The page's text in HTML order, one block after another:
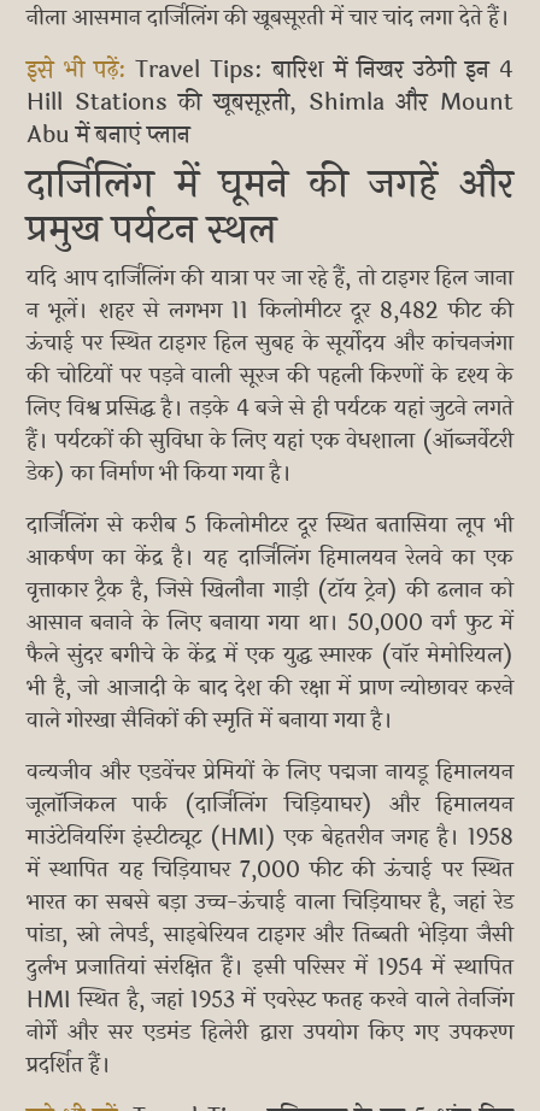
नीला आसमान दार्जिलिंग की खूबसूरती में चार चांद लगा देते हैं।
इसे भी पढ़ें:Travel Tips: बारिश में निखर उठेगी इन 4
Hill Stations की खूबसूरती, Shimla और Mount
Abu में बनाएं प्लान
दार्जिलिंग में घूमने की जगहें और
प्रमुख पर्यटन स्थल
यदि आप दार्जिलिंग की यात्रा पर जा रहे हैं, तो टाइगर हिल जाना
न भूलें। शहर से लगभग 11 किलोमीटर दूर 8,482 फीट की
ऊंचाई पर स्थित टाइगर हिल सुबह के सूर्योदय और कांचनजंगा
की चोटियों पर पड़ने वाली सूरज की पहली किरणों के दृश्य के
लिए विश्व प्रसिद्ध है। तड़के 4 बजे से ही पर्यटक यहां जुटने लगते
हैं। पर्यटकों की सुविधा के लिए यहां एक वेधशाला (ऑब्जर्वेटरी
डेक) का निर्माण भी किया गया है।
दार्जिलिंग से करीब 5 किलोमीटर दूर स्थित बतासिया लूप भी
आकर्षण का केंद्र है। यह दार्जिलिंग हिमालयन रेलवे का एक
वृत्ताकार ट्रैक है, जिसे खिलौना गाड़ी (टॉय ट्रेन) की ढलान को
आसान बनाने के लिए बनाया गया था। 50,000 वर्ग फुट में
फैले सुंदर बगीचे के केंद्र में एक युद्ध स्मारक (वॉर मेमोरियल)
भी है, जो आजादी के बाद देश की रक्षा में प्राण न्योछावर करने
वाले गोरखा सैनिकों की स्मृति में बनाया गया है।
वन्यजीव और एडवेंचर प्रेमियों के लिए पद्मजा नायडू हिमालयन
जूलॉजिकल पार्क (दार्जिलिंग चिड़ियाघर) और हिमालयन
माउंटेनियरिंग इंस्टीट्यूट (HMI) एक बेहतरीन जगह है। 1958
में स्थापित यह चिड़ियाघर 7,000 फीट की ऊंचाई पर स्थित
भारत का सबसे बड़ा उच्च-ऊंचाई वाला चिड़ियाघर है, जहां रेड
पांडा, स्नो लेपर्ड, साइबेरियन टाइगर और तिब्बती भेड़िया जैसी
दुर्लभ प्रजातियां संरक्षित हैं। इसी परिसर में 1954 में स्थापित
HMI स्थित है, जहां 1953 में एवरेस्ट फतह करने वाले तेनजिंग
नोर्गे और सर एडमंड हिलेरी द्वारा उपयोग किए गए उपकरण
प्रदर्शित हैं।